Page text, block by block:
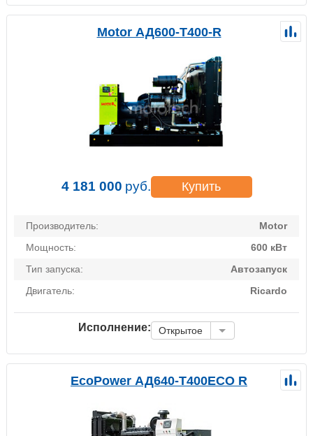
Motor АД600-Т400-R
4 181 000 руб. Купить
Производитель:
Motor
Мощность:
600 кВт
Тип запуска:
Автозапуск
Двигатель:
Ricardo
Исполнение: Открытое
EcoPower АД640-T400ECO R